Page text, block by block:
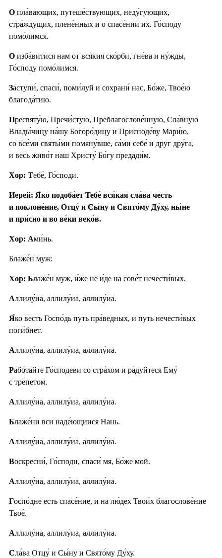
О пла́вающих, путеше́ствующих, неду́гующих,
стра́ждущих, плене́нных и о спасе́нии их. Го́споду
помо́лимся.
О изба́витися нам от вся́кия ско́рби, гне́ва и ну́жды,
Го́споду помо́лимся.
Заступи́, спаси́, поми́луй и сохрани́ нас, Бо́же, Твое́ю
благода́тию.
Пресвяту́ю, Пречи́стую, Преблагослове́нную, Сла́вную
Влады́чицу на́шу Богоро́дицу и Присноде́ву Мари́ю,
со все́ми святы́ми помяну́вше, са́ми себе́ и друг дру́га,
и весь живо́т наш Христу́ Бо́гу предади́м.
Хор: Тебе́, Го́споди.
Иерей: Я́ко подоба́ет Тебе́ вся́кая сла́ва честь
и поклоне́ние, Отцу́ и Сы́ну и Свято́му Ду́ху, ны́не
и при́сно и во ве́ки веко́в.
Хор: Ами́нь.
Блаже́н муж:
Хор: Блаже́н муж, и́же не и́де на сове́т нечести́вых.
Аллилу́иа, аллилу́иа, аллилу́иа.
Я́ко весть Госпо́дь путь пра́ведных, и путь нечести́вых
поги́бнет.
Аллилу́иа, аллилу́иа, аллилу́иа.
Рабо́тайте Го́сподеви со стра́хом и ра́дуйтеся Ему́
с тре́петом.
Аллилу́иа, аллилу́иа, аллилу́иа.
Блаже́ни вси наде́ющиися Нань.
Аллилу́иа, аллилу́иа, аллилу́иа.
Воскресни́, Го́споди, спаси́ мя, Бо́же мой.
Аллилу́иа, аллилу́иа, аллилу́иа.
Госпо́дне есть спасе́ние, и на лю́дех Твои́х благослове́ние
Твое́.
Аллилу́иа, аллилу́иа, аллилу́иа.
Сла́ва Отцу́ и Сы́ну и Свято́му Ду́ху.